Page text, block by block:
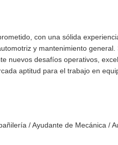
con una sólida
y mantenimiento general.
nuevos desafíos operativos,
aptitud para el trabajo en
/ Ayudante de Mecánica /